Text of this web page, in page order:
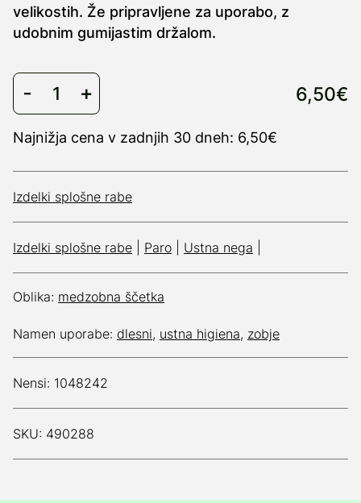
velikostih. Že pripravljene za uporabo, z
udobnim gumijastim držalom.
6,50€
Najnižja cena v zadnjih 30 dneh: 6,50€
Izdelki splošne rabe
Izdelki splošne rabe Paro Ustna nega
Oblika: medzobna ščetka
Namen uporabe: dlesni, ustna higiena, zobje
Nensi: 1048242
SKU: 490288